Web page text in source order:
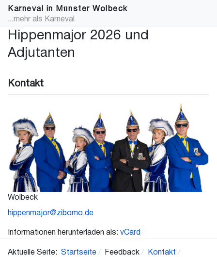
Karneval in Münster Wolbeck
...mehr als Karneval
Hippenmajor 2026 und
Adjutanten
Kontakt
Wolbeck
hippenmajor@zibomo.de
Informationen herunterladen als: vCard
Aktuelle Seite: Startseite Feedback Kontakt